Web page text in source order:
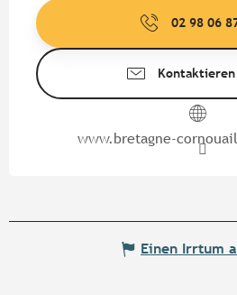
02 98 06
Kontaktieren
www.bretagne-
Einen Irrtum